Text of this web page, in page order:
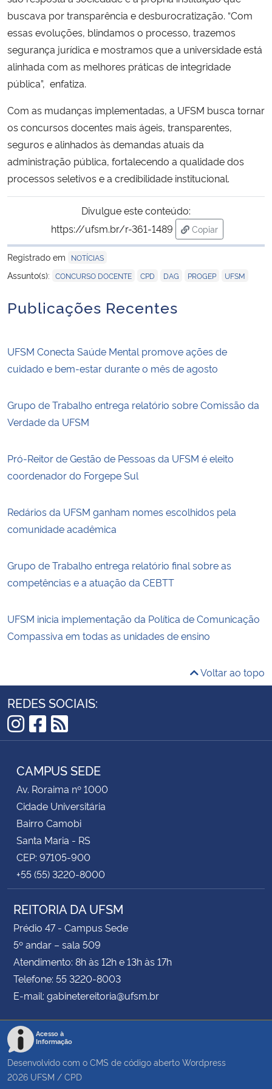
buscava por transparência e desburocratização. “Com
essas evoluções, blindamos o processo, trazemos
segurança jurídica e mostramos que a universidade está
alinhada com as melhores práticas de integridade
pública”, enfatiza.
Com as mudanças implementadas, a UFSM busca tornar
os concursos docentes mais ágeis, transparentes,
seguros e alinhados às demandas atuais da
administração pública, fortalecendo a qualidade dos
processos seletivos e a credibilidade institucional.
Divulgue este conteúdo:
https://ufsm.br/r-361-1489
Copiar
para área de
Registrado em
NOTÍCIAS
Assunto(s): CONCURSO DOCENTE CPD DAG PROGEP UFSM
Publicações Recentes
UFSM Conecta Saúde Mental promove ações de
cuidado e bem-estar durante o mês de agosto
Grupo de Trabalho entrega relatório sobre Comissão da
Verdade da UFSM
Pró-Reitor de Gestão de Pessoas da UFSM é eleito
coordenador do Forgepe Sul
Redários da UFSM ganham nomes escolhidos pela
comunidade acadêmica
Grupo de Trabalho entrega relatório final sobre as
competências e a atuação da CEBTT
UFSM inicia implementação da Política de Comunicação
Compassiva em todas as unidades de ensino
Voltar ao topo
REDES SOCIAIS:
Instagram
Facebook
RSS
CAMPUS SEDE
Av. Roraima nº 1000
Cidade Universitária
Bairro Camobi
Santa Maria - RS
CEP: 97105-900
+55 (55) 3220-8000
REITORIA DA UFSM
Prédio 47 - Campus Sede
5º andar – sala 509
Atendimento: 8h às 12h e 13h às 17h
Telefone: 55 3220-8003
E-mail: gabinetereitoria@ufsm.br
Acesso à
Informação
Desenvolvido com o CMS de código aberto Wordpress
2026 UFSM / CPD